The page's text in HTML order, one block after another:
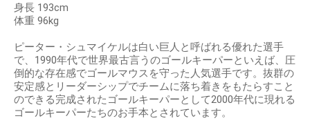
身長 193cm
体重 96kg
ピーター・シュマイケルは白い巨人と呼ばれる優れた選手
で、1990年代で世界最古言うのゴールキーパーといえば、圧
倒的な存在感でゴールマウスを守った人気選手です。抜群の
安定感とリーダーシップでチームに落ち着きをもたらすこと
のできる完成されたゴールキーパーとして2000年代に現れる
ゴールキーパーたちのお手本とされています。